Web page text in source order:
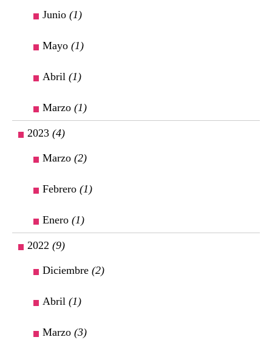
Junio (1)
Mayo (1)
Abril (1)
Marzo (1)
2023 (4)
Marzo (2)
Febrero (1)
Enero (1)
2022 (9)
Diciembre (2)
Abril (1)
Marzo (3)